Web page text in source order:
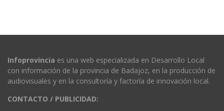
Infoprovincia es una web especializada en Desarrollo Local
con información de la provincia de Badajoz, en la producción de
audiovisuales y en la consultoría y factoría de innovación local.
CONTACTO / PUBLICIDAD: